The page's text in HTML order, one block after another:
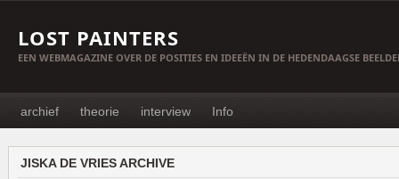
LOST PAINTERS
EEN WEBMAGAZINE OVER DE POSITIES EN IDEEËN IN DE HEDENDAAGSE
archief theorie interview Info
JISKA DE VRIES ARCHIVE